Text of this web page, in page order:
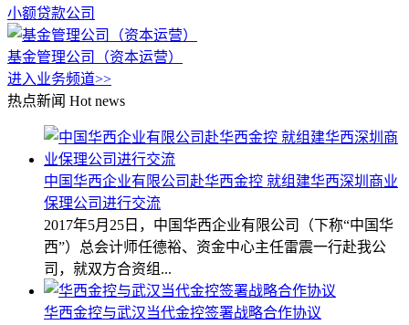
小额贷款公司
基金管理公司（资本运营）
进入业务频道>>
热点新闻 Hot news
中国华西企业有限公司赴华西金控 就组建华西深圳商业
保理公司进行交流
2017年5月25日，中国华西企业有限公司（下称“中国华
西”）总会计师任德裕、资金中心主任雷震一行赴我公
司，就双方合资组...
华西金控与武汉当代金控签署战略合作协议